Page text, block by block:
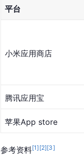
平台
小米应用商店
腾讯应用宝
苹果App store
参考资料[1] [2][3]